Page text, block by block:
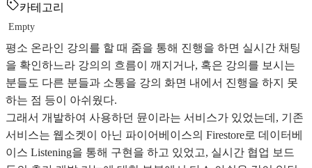
카테고리
Empty
평소 온라인 강의를 할 때 줌을 통해 진행을 하면 실시간 채팅
을 확인하느라 강의의 흐름이 깨지거나, 혹은 강의를 보시는
분들도 다른 분들과 소통을 강의 화면 내에서 진행을 하지 못
하는 점 등이 아쉬웠다.
그래서 개발하여 사용하던 뮨이라는 서비스가 있었는데, 기존
서비스는 웹소켓이 아닌 파이어베이스의 Firestore로 데이터베
이스 Listening을 통해 구현을 하고 있었고, 실시간 협업 보드